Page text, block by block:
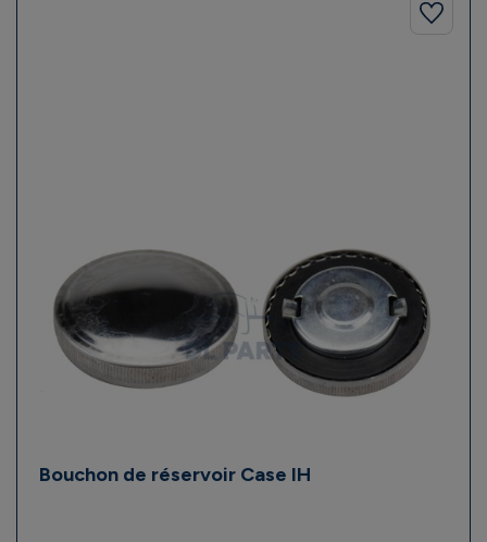
Bouchon de réservoir Case IH